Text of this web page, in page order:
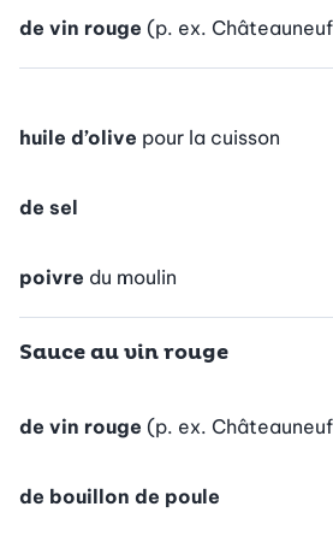
de vin rouge (p. ex.
huile d’olive pour la cuisson
de sel
poivre du moulin
Sauce au vin rouge
de vin rouge (p. ex.
de bouillon de poule